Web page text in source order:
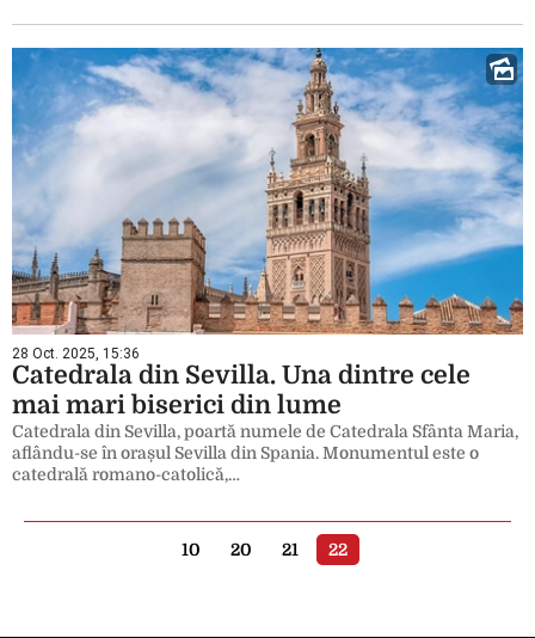
28 Oct. 2025, 15:36
Catedrala din Sevilla. Una dintre cele
mai mari biserici din lume
Catedrala din Sevilla, poartă numele de Catedrala Sfânta Maria,
aflându-se în orașul Sevilla din Spania. Monumentul este o
catedrală romano-catolică,…
10 20 21 22